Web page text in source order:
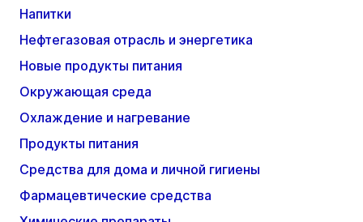
Напитки
Нефтегазовая отрасль и энергетика
Новые продукты питания
Окружающая среда
Охлаждение и нагревание
Продукты питания
Средства для дома и личной гигиены
Фармацевтические средства